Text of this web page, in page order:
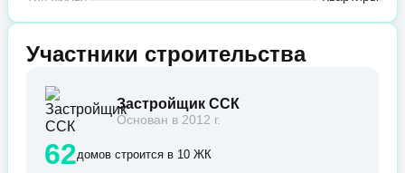
Участники строительства
Застройщик ССК
Основан в 2012 г.
62домов строится в 10 ЖК